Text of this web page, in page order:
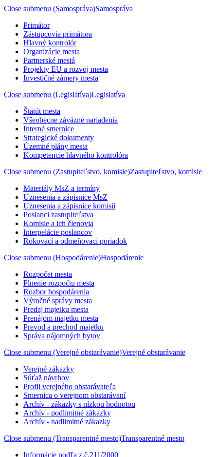
Close submenu (Samospráva)Samospráva
Primátor
Zástupcovia primátora
Hlavný kontrolór
Organizácie mesta
Partnerské mestá
Projekty EU a rozvoj mesta
Investičné zámery mesta
Close submenu (Legislatíva)Legislatíva
Štatút mesta
Všeobecne záväzné nariadenia
Interné smernice
Strategické dokumenty
Územné plány mesta
Kompetencie hlavného kontrolóra
Close submenu (Zastupiteľstvo, komisie)Zastupiteľstvo, komisie
Materiály MsZ a termíny
Uznesenia a zápisnice MsZ
Uznesenia a zápisnice komisií
Poslanci zastupiteľstva
Komisie a ich členovia
Interpelácie poslancov
Rokovací a odmeňovací poriadok
Close submenu (Hospodárenie)Hospodárenie
Rozpočet mesta
Plnenie rozpočtu mesta
Rozbor hospodárenia
Výročné správy mesta
Predaj majetku mesta
Prenájom majetku mesta
Prevod a prechod majetku
Správa nájomných bytov
Close submenu (Verejné obstarávanie)Verejné obstarávanie
Verejné zákazky
Súťaž návrhov
Profil verejného obstarávateľa
Smernica o verejnom obstarávaní
Archív - zákazky s nízkou hodnotou
Archív - podlimitné zákazky
Archív - nadlimitné zákazky
Close submenu (Transparentné mesto)Transparentné mesto
Informácie podľa z.č.211/2000